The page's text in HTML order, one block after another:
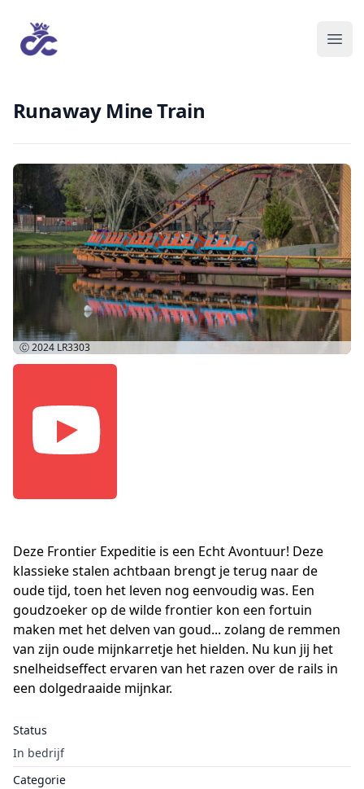
Runaway Mine Train
Deze Frontier Expeditie is een Echt Avontuur! Deze
klassieke stalen achtbaan brengt je terug naar de
oude tijd, toen het leven nog eenvoudig was. Een
goudzoeker op de wilde frontier kon een fortuin
maken met het delven van goud... zolang de remmen
van zijn oude mijnkarretje het hielden. Nu kun jij het
snelheidseffect ervaren van het razen over de rails in
een dolgedraaide mijnkar.
Status
In bedrijf
Categorie
Ⓒ 2024 LR3303